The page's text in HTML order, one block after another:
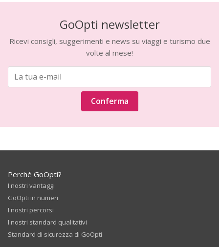
GoOpti newsletter
Ricevi consigli, suggerimenti e news su viaggi e turismo due
volte al mese!
Conferma
Perché GoOpti?
I nostri vantaggi
GoOpti in numeri
I nostri percorsi
I nostri standard qualitativi
Standard di sicurezza di GoOpti